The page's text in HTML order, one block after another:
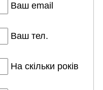
Ваш email
Ваш тел.
На скільки років